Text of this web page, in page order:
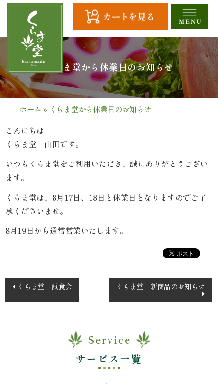
へ
ス
キ
HOME
全
一
覧
の
内
くらま堂から休業日のお知らせ
ホーム » くらま堂から休業日のお知らせ
こんにちは
くらま堂 山田です。
いつもくらま堂をご利用いただき、誠にありがとうござい
ます。
くらま堂は、8月17日、18日と休業日となりますのでご了
承くださいませ。
8月19日から通常営業いたします。
投
稿
くらま堂 試食会 くらま堂 新商品のお知らせ
Service
サービス一覧